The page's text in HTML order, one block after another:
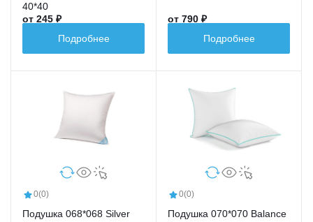
40*40
от 245 ₽
Подробнее
от 790 ₽
Подробнее
0(0)
Подушка 068*068 Silver
0(0)
Подушка 070*070 Balance